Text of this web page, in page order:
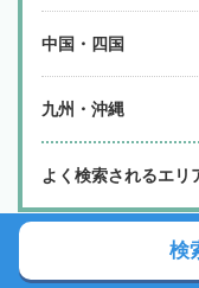
中国・四国
九州・沖縄
よく検索されるエリ
「相続会議弁護士検検